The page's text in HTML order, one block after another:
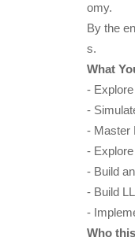
omy.
By the
s.
What
-
-
- Master
-
- Build
- Build
-
Who